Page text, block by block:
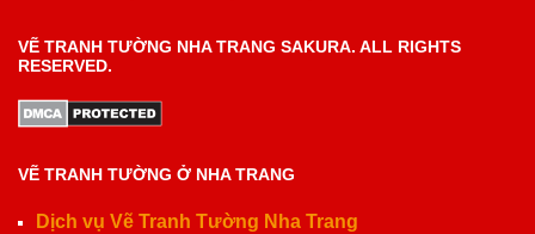
VẼ TRANH TƯỜNG NHA TRANG SAKURA. ALL RIGHTS
RESERVED.
VẼ TRANH TƯỜNG Ở NHA TRANG
Dịch vụ Vẽ Tranh Tường Nha Trang